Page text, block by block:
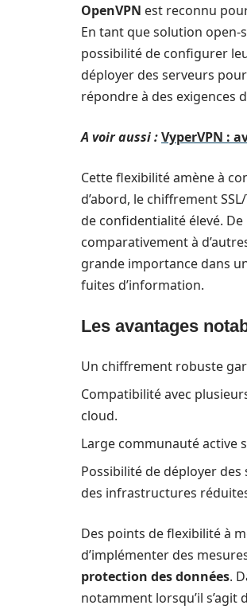
OpenVPN est reconnu
En tant que solution
possibilité de configurer
déployer des serveurs
répondre à des exigences
A voir aussi :VyperVPN :
Cette flexibilité amène à
d’abord, le chiffrement
de confidentialité élevé.
comparativement à
grande importance dans
fuites d’information.
Les avantages
Un chiffrement robuste
Compatibilité avec
cloud.
Large communauté active
Possibilité de déployer
des infrastructures
Des points de flexibilité à
d’implémenter des
protection des données.
notamment lorsqu’il s’agit